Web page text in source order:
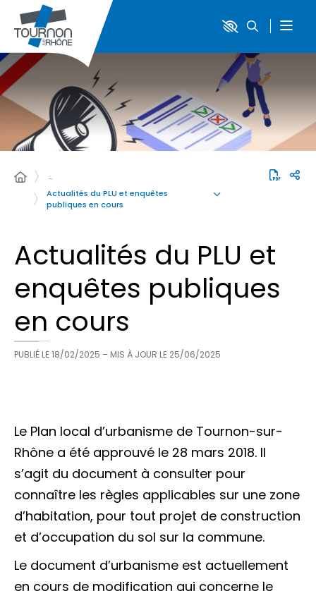
…
Actualités du PLU et enquêtes
publiques en cours
Actualités du PLU et
enquêtes publiques
en cours
PUBLIÉ LE18/02/2025 – MIS À JOUR LE 25/06/2025
Le Plan local d’urbanisme de Tournon-sur-
Rhône a été approuvé le 28 mars 2018. Il
s’agit du document à consulter pour
connaître les règles applicables sur une zone
d’habitation, pour tout projet de construction
et d’occupation du sol sur la commune.
Le document d’urbanisme est actuellement
en cours de modification qui concerne le